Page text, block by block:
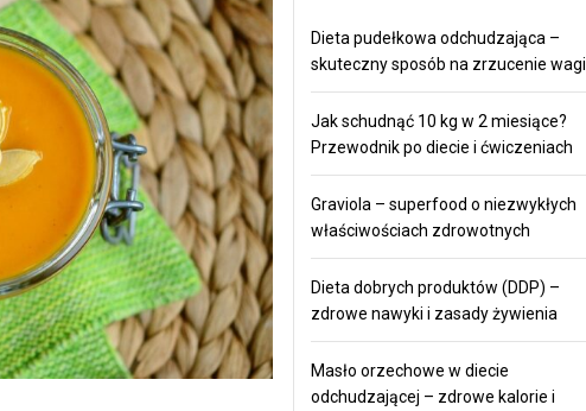
Dieta pudełkowa odchudzająca –
skuteczny sposób na zrzucenie wagi
Jak schudnąć 10 kg w 2 miesiące?
Przewodnik po diecie i ćwiczeniach
Graviola – superfood o niezwykłych
właściwościach zdrowotnych
Dieta dobrych produktów (DDP) –
zdrowe nawyki i zasady żywienia
Masło orzechowe w diecie
odchudzającej – zdrowe kalorie i